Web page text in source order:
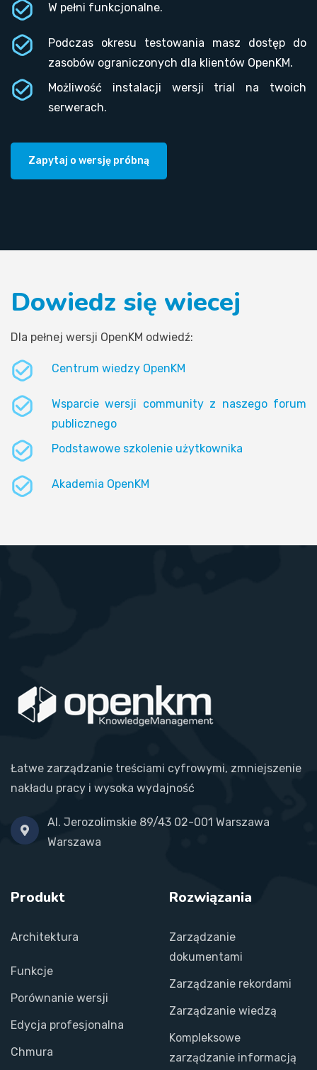
W pełni funkcjonalne.
Podczas okresu testowania masz dostęp do
zasobów ograniczonych dla klientów OpenKM.
Możliwość instalacji wersji trial na twoich
serwerach.
Zapytaj o wersję próbną
Dowiedz się wiecej
Dla pełnej wersji OpenKM odwiedź:
Centrum wiedzy OpenKM
Wsparcie wersji community z naszego forum
publicznego
Podstawowe szkolenie użytkownika
Akademia OpenKM
Łatwe zarządzanie treściami cyfrowymi, zmniejszenie
nakładu pracy i wysoka wydajność
Al. Jerozolimskie 89/43 02-001 Warszawa
Warszawa
Produkt
Architektura
Funkcje
Porównanie wersji
Edycja profesjonalna
Chmura
Rozwiązania
Zarządzanie
dokumentami
Zarządzanie rekordami
Zarządzanie wiedzą
Kompleksowe
zarządzanie informacją